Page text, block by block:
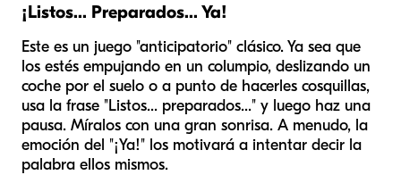
¡Listos... Preparados... Ya!
Este es un juego "anticipatorio" clásico. Ya sea que
los estés empujando en un columpio, deslizando un
coche por el suelo o a punto de hacerles cosquillas,
usa la frase "Listos... preparados..." y luego haz una
pausa. Míralos con una gran sonrisa. A menudo, la
emoción del "¡Ya!" los motivará a intentar decir la
palabra ellos mismos.